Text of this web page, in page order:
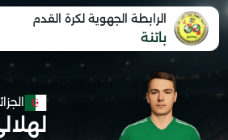
الرابطة الجهوية لكرة القدم
باتنة